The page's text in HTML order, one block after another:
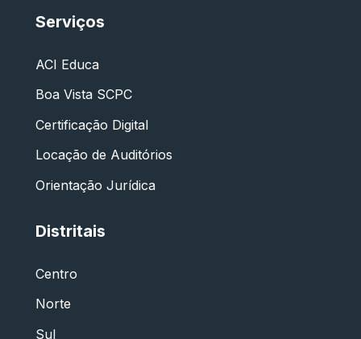
Serviços
ACI Educa
Boa Vista SCPC
Certificação Digital
Locação de Auditórios
Orientação Jurídica
Distritais
Centro
Norte
Sul